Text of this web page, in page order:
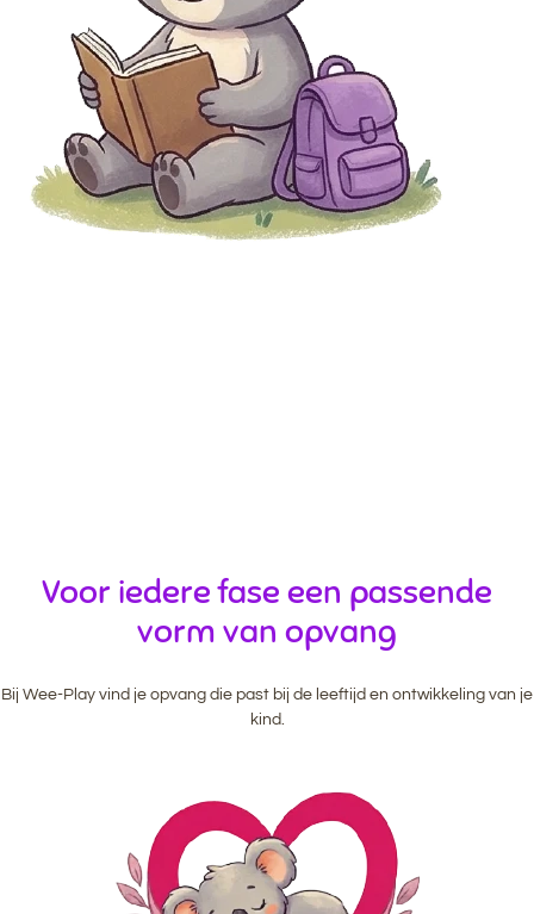
Voor iedere fase een passende
vorm van opvang
Bij Wee-Play vind je opvang die past bij de leeftijd en ontwikkeling van je
kind.